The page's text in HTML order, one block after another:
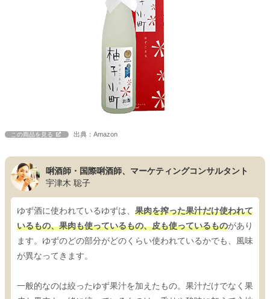
この商品を見る 出典：Amazon
唎酒師・国際唎酒師、マーケティングコンサルタント
宇津木 聡子
ゆず酒に使われているゆずは、 果肉を搾った果汁だけ使われて
いるもの、果肉も使っているもの、皮も使っているものがあり
ます。ゆずのどの部分がどのくらい使われているかでも、風味
が異なってきます。
一般的なのは絞ったゆず果汁を加えたもの。果汁だけでなく果